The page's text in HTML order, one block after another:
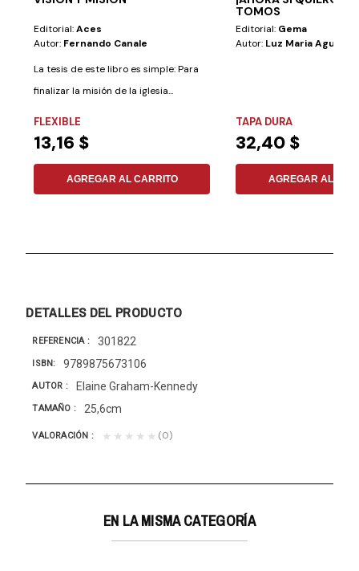
Editorial:Aces
Autor: Fernando Canale
La tesis de este libro es simple: Para
finalizar la misión de la iglesia...
FLEXIBLE
13,16 $
AGREGAR AL CARRITO
TOMOS
Editorial: Gema
Autor: Luz Maria Aguilera
TAPA DURA
32,40 $
AGREGAR AL
DETALLES DEL PRODUCTO
REFERENCIA 301822
ISBN 9789875673106
AUTOR Elaine Graham-Kennedy
TAMAÑO 25,6cm
VALORACIÓN ★★★★★ (0)
EN LA MISMA CATEGORÍA